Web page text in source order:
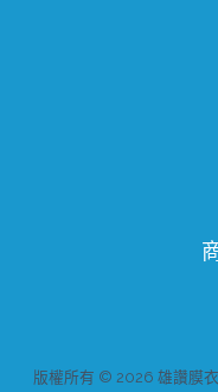
版權所有 © 2026 雄讚膜